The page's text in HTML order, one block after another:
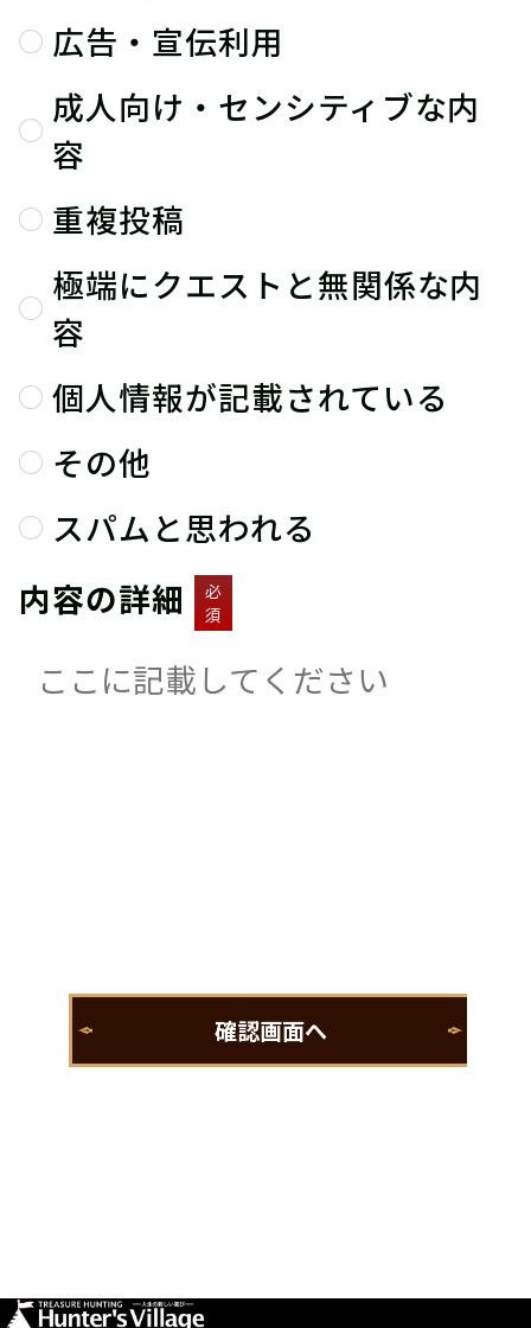
広告・宣伝利用
成人向け・センシティブな内
容
重複投稿
極端にクエストと無関係な内
容
個人情報が記載されている
その他
スパムと思われる
内容の詳細
必
須